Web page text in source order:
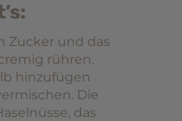
Zucker und das
rühren.
hinzufügen
Die
das